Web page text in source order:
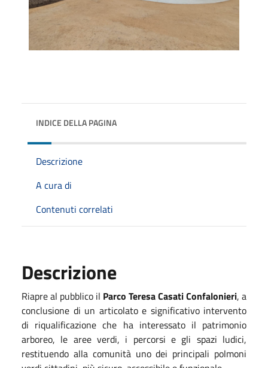
INDICE DELLA PAGINA
Descrizione
A cura di
Contenuti correlati
Descrizione
Riapre al pubblico il Parco Teresa Casati Confalonieri, a
conclusione di un articolato e significativo intervento
di riqualificazione che ha interessato il patrimonio
arboreo, le aree verdi, i percorsi e gli spazi ludici,
restituendo alla comunità uno dei principali polmoni